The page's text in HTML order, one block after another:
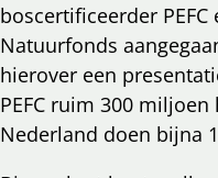
boscertificeerder
Natuurfonds
hierover een
PEFC ruim 300
Nederland doen bijna